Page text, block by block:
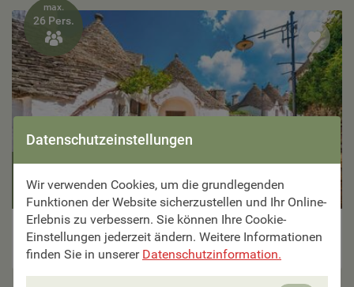
max.
26 Pers.

8 Tage ab €
1.670,–
Apulien Rundreise
Datenschutzeinstellungen
Wir verwenden Cookies, um die grundlegenden
Funktionen der Website sicherzustellen und Ihr Online-
Erlebnis zu verbessern. Sie können Ihre Cookie-
Einstellungen jederzeit ändern. Weitere Informationen
finden Sie in unserer Datenschutzinformation.